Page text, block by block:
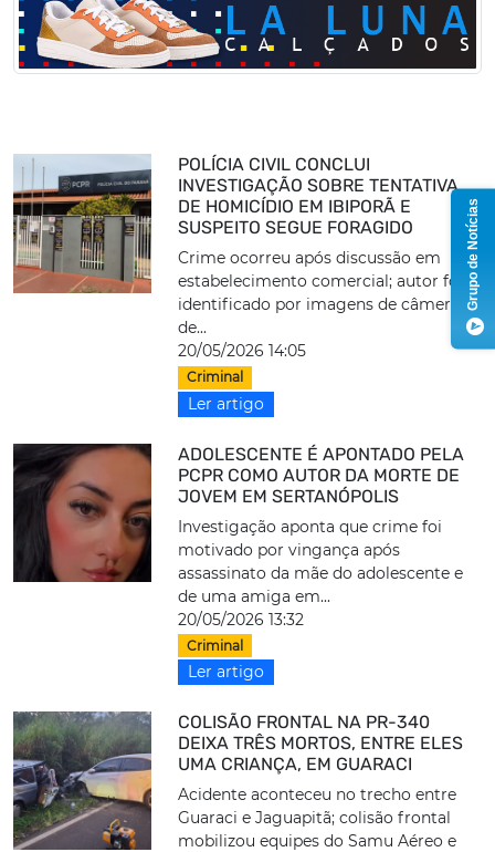
POLÍCIA CIVIL CONCLUI
INVESTIGAÇÃO SOBRE TENTATIVA
DE HOMICÍDIO EM IBIPORÃ E
SUSPEITO SEGUE FORAGIDO
Crime ocorreu após discussão em
estabelecimento comercial; autor foi
identificado por imagens de câmeras
de...
20/05/2026 14:05
Criminal
Ler artigo
ADOLESCENTE É APONTADO PELA
PCPR COMO AUTOR DA MORTE DE
JOVEM EM SERTANÓPOLIS
Investigação aponta que crime foi
motivado por vingança após
assassinato da mãe do adolescente e
de uma amiga em...
20/05/2026 13:32
Criminal
Ler artigo
COLISÃO FRONTAL NA PR-340
DEIXA TRÊS MORTOS, ENTRE ELES
UMA CRIANÇA, EM GUARACI
Acidente aconteceu no trecho entre
Guaraci e Jaguapitã; colisão frontal
mobilizou equipes do Samu Aéreo e
Grupo de Notícias